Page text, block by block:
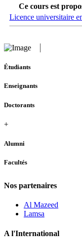
Ce cours est
Licence universitaire
Étudiants
Enseignants
Doctorants
+
Alumni
Facultés
Nos partenaires
Al Mazeed
Lamsa
A l'International